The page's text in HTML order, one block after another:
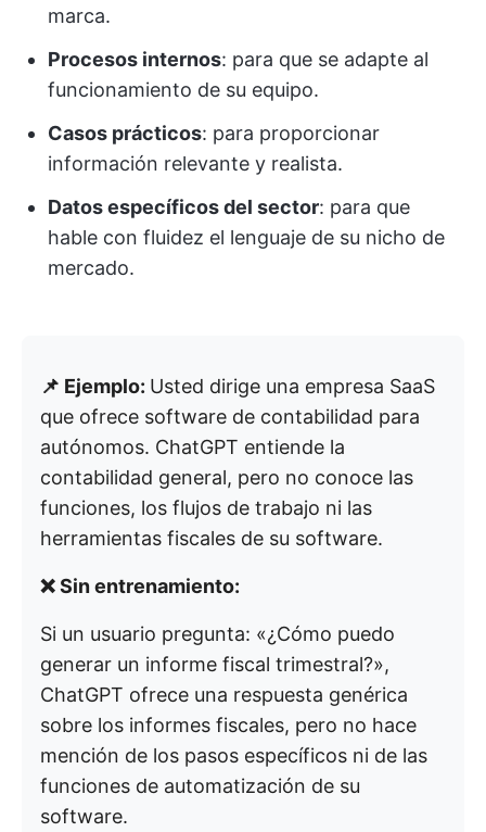
marca.
Procesos internos: para que se adapte al
funcionamiento de su equipo.
Casos prácticos: para proporcionar
información relevante y realista.
Datos específicos del sector: para que
hable con fluidez el lenguaje de su nicho de
mercado.
📌 Ejemplo: Usted dirige una empresa SaaS
que ofrece software de contabilidad para
autónomos. ChatGPT entiende la
contabilidad general, pero no conoce las
funciones, los flujos de trabajo ni las
herramientas fiscales de su software.
❌ Sin entrenamiento:
Si un usuario pregunta: «¿Cómo puedo
generar un informe fiscal trimestral?»,
ChatGPT ofrece una respuesta genérica
sobre los informes fiscales, pero no hace
mención de los pasos específicos ni de las
funciones de automatización de su
software.